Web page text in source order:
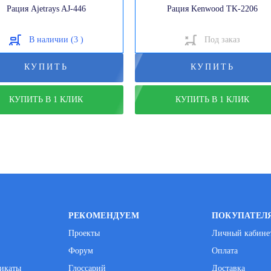
Рация Ajetrays AJ-446
В наличии (3 )
КУПИТЬ
КУПИТЬ В 1 КЛИК
Рация Kenwood TK-2206
Под заказ
КУПИТЬ
КУПИТЬ В 1 КЛИК
РЕКОМЕНДУЕМ
Проекты
Форум
Глоссарий
Личный
Оплата
Доставка